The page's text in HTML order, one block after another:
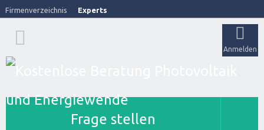
Firmenverzeichnis Experts
Anmelden
Frage stellen